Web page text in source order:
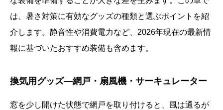
は、暑さ対策に有効なグッズの種類と選ぶポイントを紹
介します。静音性や消費電力など、2026年現在の最新情
報に基づいたおすすめ装備も含めます。
換気用グッズ—網戸・扇風機・サーキュレーター
窓を少し開けた状態で網戸を取り付けると、風は通るが